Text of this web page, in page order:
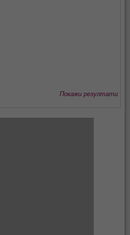
Покажи резултати